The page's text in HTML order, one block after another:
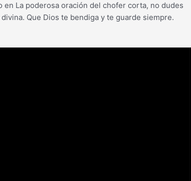
La poderosa oración del chofer corta, no dudes
Que Dios te bendiga y te guarde siempre.